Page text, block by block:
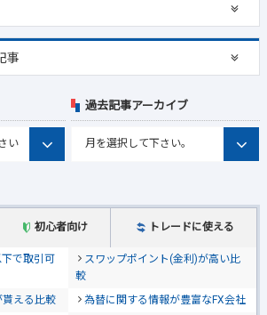
事
初心者向け トレードに使える
で取引可
スワップポイント(金利)が高い比
較
える比較
為替に関する情報が豊富なFX会社
過去記事アーカイブ